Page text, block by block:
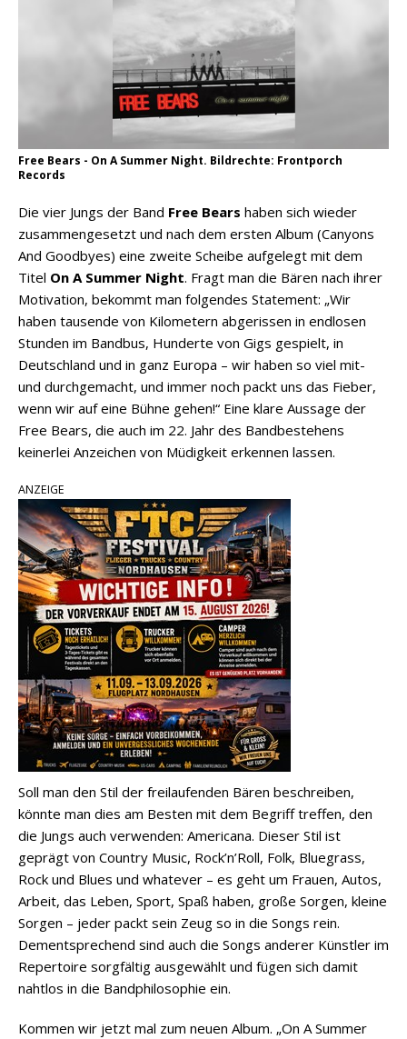
Free Bears - On A Summer Night. Bildrechte: Frontporch
Records
Die vier Jungs der Band Free Bears haben sich wieder
zusammengesetzt und nach dem ersten Album (Canyons
And Goodbyes) eine zweite Scheibe aufgelegt mit dem
Titel On A Summer Night. Fragt man die Bären nach ihrer
Motivation, bekommt man folgendes Statement: „Wir
haben tausende von Kilometern abgerissen in endlosen
Stunden im Bandbus, Hunderte von Gigs gespielt, in
Deutschland und in ganz Europa – wir haben so viel mit-
und durchgemacht, und immer noch packt uns das Fieber,
wenn wir auf eine Bühne gehen!“ Eine klare Aussage der
Free Bears, die auch im 22. Jahr des Bandbestehens
keinerlei Anzeichen von Müdigkeit erkennen lassen.
ANZEIGE
Soll man den Stil der freilaufenden Bären beschreiben,
könnte man dies am Besten mit dem Begriff treffen, den
die Jungs auch verwenden: Americana. Dieser Stil ist
geprägt von Country Music, Rock’n’Roll, Folk, Bluegrass,
Rock und Blues und whatever – es geht um Frauen, Autos,
Arbeit, das Leben, Sport, Spaß haben, große Sorgen, kleine
Sorgen – jeder packt sein Zeug so in die Songs rein.
Dementsprechend sind auch die Songs anderer Künstler im
Repertoire sorgfältig ausgewählt und fügen sich damit
nahtlos in die Bandphilosophie ein.
Kommen wir jetzt mal zum neuen Album. „On A Summer